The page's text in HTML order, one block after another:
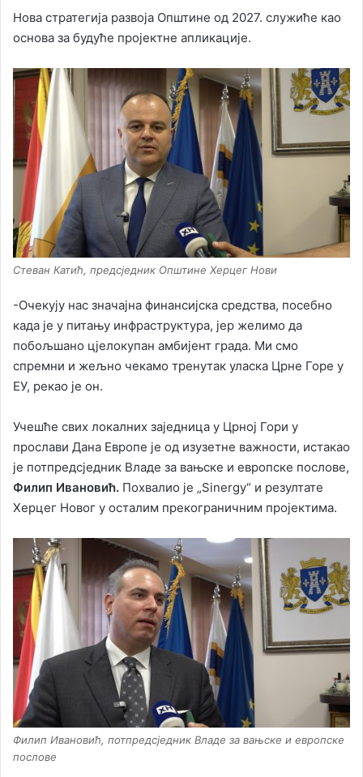
Нова стратегија развоја Општине од 2027. служиће као
основа за будуће пројектне апликације.
Стеван Катић, предсједник Општине Херцег Нови
-Очекују нас значајна финансијска средства, посебно
када је у питању инфраструктура, јер желимо да
побољшано цјелокупан амбијент града. Ми смо
спремни и жељно чекамо тренутак уласка Црне Горе у
ЕУ, рекао је он.
Учешће свих локалних заједница у Црној Гори у
прослави Дана Европе је од изузетне важности, истакао
је потпредсједник Владе за вањске и европске послове,
Филип Ивановић. Похвалио је „Sinergy“ и резултате
Херцег Новог у осталим прекограничним пројектима.
Филип Ивановић, потпредсједник Владе за вањске и европске
послове